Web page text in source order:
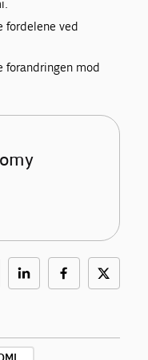
fordelene ved
forandringen mod